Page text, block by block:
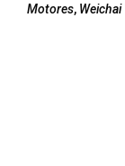
Motores,